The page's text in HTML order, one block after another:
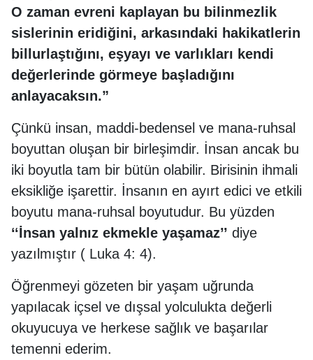
O zaman evreni kaplayan bu bilinmezlik
sislerinin eridiğini, arkasındaki hakikatlerin
billurlaştığını, eşyayı ve varlıkları kendi
değerlerinde görmeye başladığını
anlayacaksın.”
Çünkü insan, maddi-bedensel ve mana-ruhsal
boyuttan oluşan bir birleşimdir. İnsan ancak bu
iki boyutla tam bir bütün olabilir. Birisinin ihmali
eksikliğe işarettir. İnsanın en ayırt edici ve etkili
boyutu mana-ruhsal boyutudur. Bu yüzden
‘‘İnsan yalnız ekmekle yaşamaz’’ diye
yazılmıştır ( Luka 4: 4).
Öğrenmeyi gözeten bir yaşam uğrunda
yapılacak içsel ve dışsal yolculukta değerli
okuyucuya ve herkese sağlık ve başarılar
temenni ederim.